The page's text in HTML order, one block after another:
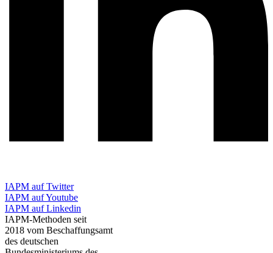
IAPM auf Twitter
IAPM auf Youtube
IAPM auf Linkedin
IAPM-Methoden seit
2018 vom Beschaffungsamt
des deutschen